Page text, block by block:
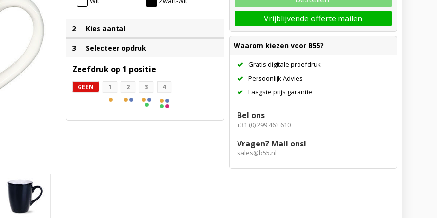
2 Kies aantal
3 Selecteer opdruk
Zeefdruk op 1 positie
GEEN 1 2 3 4
Vrijblijvende offerte mailen
Waarom kiezen voor B55?
Gratis digitale proefdruk
Persoonlijk Advies
Laagste prijs garantie
Bel ons
+31 (0) 299 463 610
Vragen? Mail ons!
sales@b55.nl